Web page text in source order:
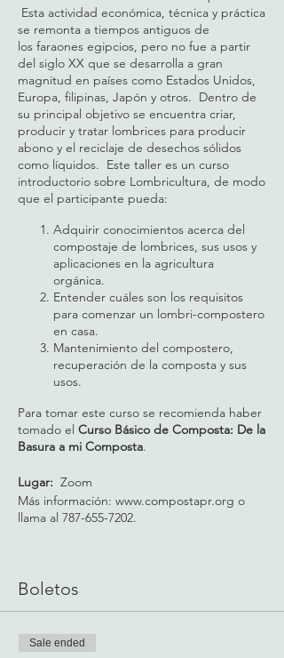
Esta actividad económica, técnica y práctica
se remonta a tiempos antiguos de
los faraones egipcios, pero no fue a partir
del siglo XX que se desarrolla a gran
magnitud en países como Estados Unidos,
Europa, filipinas, Japón y otros. Dentro de
su principal objetivo se encuentra criar,
producir y tratar lombrices para producir
abono y el reciclaje de desechos sólidos
como líquidos. Este taller es un curso
introductorio sobre Lombricultura, de modo
que el participante pueda:
Adquirir conocimientos acerca del
compostaje de lombrices, sus usos y
aplicaciones en la agricultura
orgánica.
Entender cuáles son los requisitos
para comenzar un lombri-compostero
en casa.
Mantenimiento del compostero,
recuperación de la composta y sus
usos.
Para tomar este curso se recomienda haber
tomado el Curso Básico de Composta: De la
Basura a mi Composta.
Lugar: Zoom
Más información: www.compostapr.org o
llama al 787-655-7202.
Boletos
Sale ended